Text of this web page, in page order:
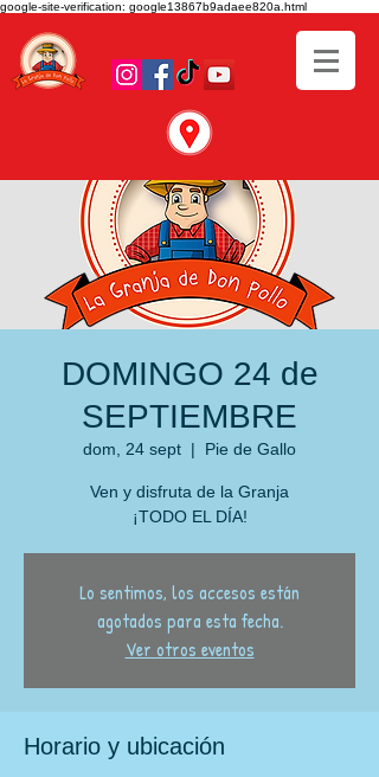
google-site-verification: google13867b9adaee820a.html
DOMINGO 24 de
SEPTIEMBRE
dom, 24 sept
  |
Pie de Gallo
Ven y disfruta de la Granja
¡TODO EL DÍA!
Lo sentimos, los accesos están
agotados para esta fecha.
Ver otros eventos
Horario y ubicación